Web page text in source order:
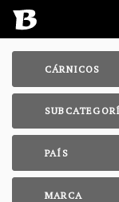
CÁRNICOS
PAÍS
MARCA